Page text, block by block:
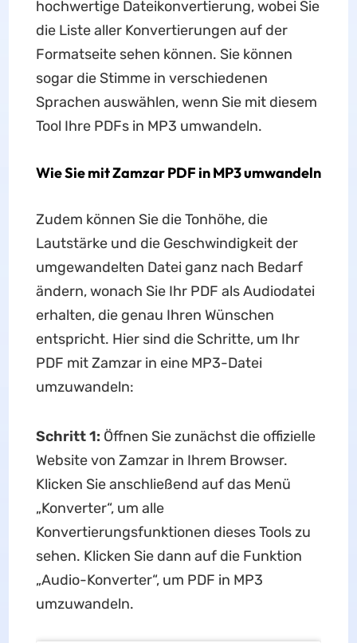
hochwertige Dateikonvertierung, wobei Sie
die Liste aller Konvertierungen auf der
Formatseite sehen können. Sie können
sogar die Stimme in verschiedenen
Sprachen auswählen, wenn Sie mit diesem
Tool Ihre PDFs in MP3 umwandeln.
Wie Sie mit Zamzar PDF in MP3 umwandeln
Zudem können Sie die Tonhöhe, die
Lautstärke und die Geschwindigkeit der
umgewandelten Datei ganz nach Bedarf
ändern, wonach Sie Ihr PDF als Audiodatei
erhalten, die genau Ihren Wünschen
entspricht. Hier sind die Schritte, um Ihr
PDF mit Zamzar in eine MP3-Datei
umzuwandeln:
Schritt 1: Öffnen Sie zunächst die offizielle
Website von Zamzar in Ihrem Browser.
Klicken Sie anschließend auf das Menü
„Konverter“, um alle
Konvertierungsfunktionen dieses Tools zu
sehen. Klicken Sie dann auf die Funktion
„Audio-Konverter“, um PDF in MP3
umzuwandeln.